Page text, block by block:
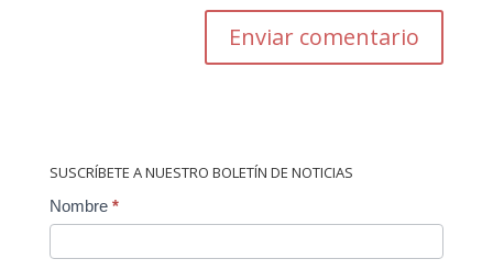
SUSCRÍBETE A NUESTRO BOLETÍN DE NOTICIAS
Contact
Nombre *